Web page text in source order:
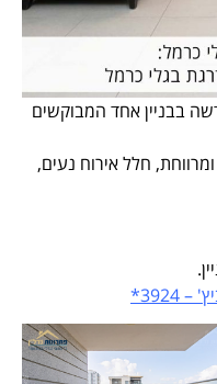
בבניין אחד המבוקשים
חלל אירוח נעים,
3924*